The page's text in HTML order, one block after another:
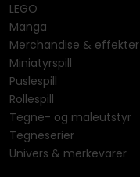
LEGO
Manga
Merchandise & effekter
Miniatyrspill
Puslespill
Rollespill
Tegne- og maleutstyr
Tegneserier
Univers & merkevarer